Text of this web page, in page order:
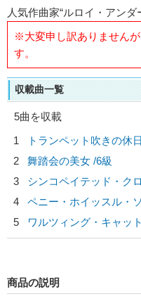
人気作曲家“ルロイ・アンダ
※大変申し訳ありません
す。
収載曲一覧
5曲を収載
1
トランペット吹きの休
2
舞踏会の美女 /6級
3
シンコペイテッド・ク
4
ペニー・ホイッスル・
5
ワルツィング・キャッ
商品の説明